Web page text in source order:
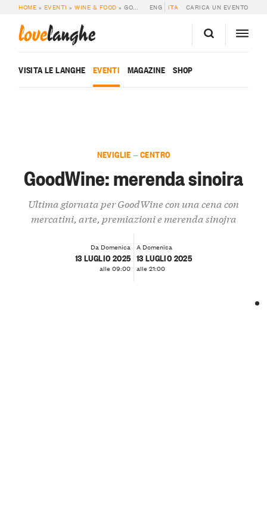
HOME » EVENTI »WINE & FOOD »GOODWINE: MERENDA SINOIRA ENG ITA CARICA UN EVENTO
lovelanghe
VISITA LE LANGHE EVENTI MAGAZINE SHOP
NEVIGLIE — CENTRO
GoodWine: merenda sinoira
Ultima giornata per GoodWine con una cena con
mercatini, arte, premiazioni e merenda sinojra
Da Domenica
13 LUGLIO 2025
alle 09:00
A Domenica
13 LUGLIO 2025
alle 21:00